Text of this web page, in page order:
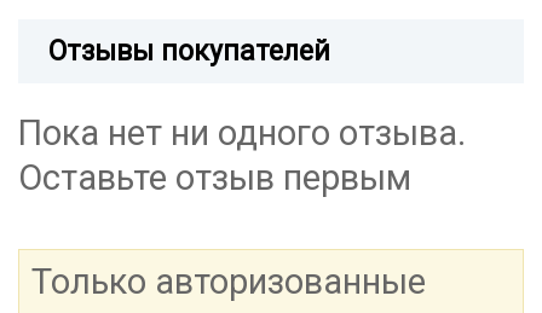
Отзывы покупателей
Пока нет ни одного отзыва.
Оставьте отзыв первым
Только авторизованные